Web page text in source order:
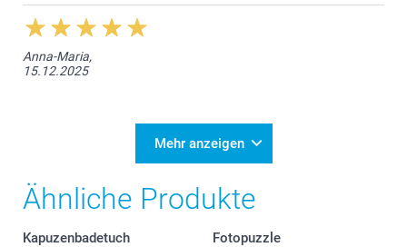
Anna-Maria,
15.12.2025
Mehr anzeigen
Ähnliche Produkte
Kapuzenbadetuch
Fotopuzzle